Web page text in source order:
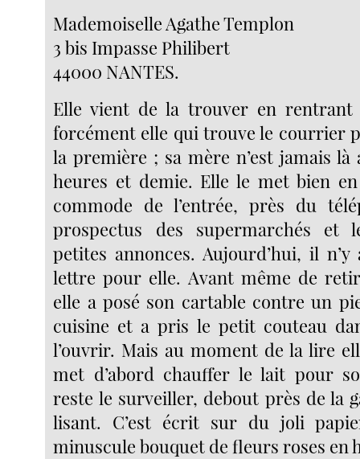
Mademoiselle Agathe Templon
3 bis Impasse Philibert
44000 NANTES.
Elle vient de la trouver en rentrant
forcément elle qui trouve le courrier
la première ; sa mère n’est jamais là
heures et demie. Elle le met bien
commode de l’entrée, près du
prospectus des supermarchés et
petites annonces. Aujourd’hui, il
lettre pour elle. Avant même de
elle a posé son cartable contre un
cuisine et a pris le petit couteau
l’ouvrir. Mais au moment de la lire
met d’abord chauffer le lait pour
reste le surveiller, debout près de la
lisant. C’est écrit sur du joli
minuscule bouquet de fleurs roses en